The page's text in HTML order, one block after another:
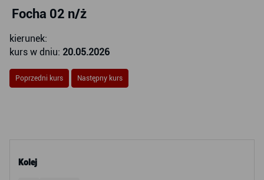
Kolej
Focha 02 n/ż
kierunek:
kurs w dniu: 20.05.2026
Poprzedni kurs Następny kurs